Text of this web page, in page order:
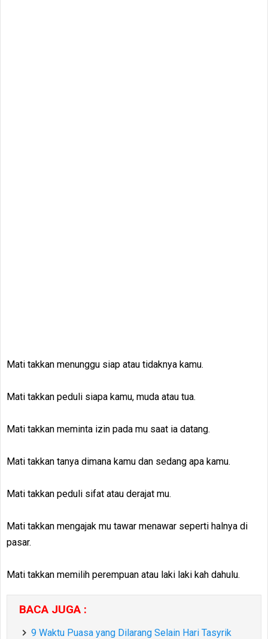
Mati takkan menunggu siap atau tidaknya kamu.
Mati takkan peduli siapa kamu, muda atau tua.
Mati takkan meminta izin pada mu saat ia datang.
Mati takkan tanya dimana kamu dan sedang apa kamu.
Mati takkan peduli sifat atau derajat mu.
Mati takkan mengajak mu tawar menawar seperti halnya di
pasar.
Mati takkan memilih perempuan atau laki laki kah dahulu.
BACA JUGA :
9 Waktu Puasa yang Dilarang Selain Hari Tasyrik